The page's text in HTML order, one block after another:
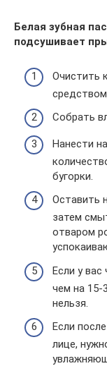
Белая зубная
подсушивает
Очистить
Собрать
Нанести
бугорки.
Оставить
затем
отваром
Если у
чем на 15-
нельзя.
Если
лице,